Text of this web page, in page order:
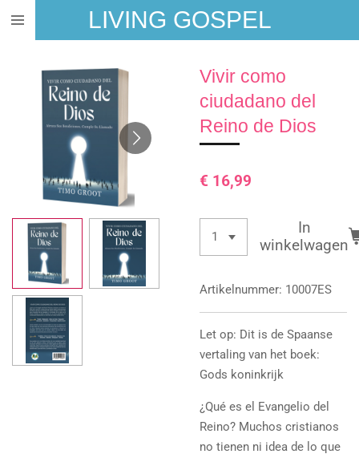
Ga
direct
hoofdinhoud
LIVING GOSPEL
Vivir como
ciudadano del
Reino de Dios
€ 16,99
In
winkelwagen
Artikelnummer: 10007ES
Let op: Dit is de Spaanse
vertaling van het boek:
Gods koninkrijk
¿Qué es el Evangelio del
Reino? Muchos cristianos
no tienen ni idea de lo que